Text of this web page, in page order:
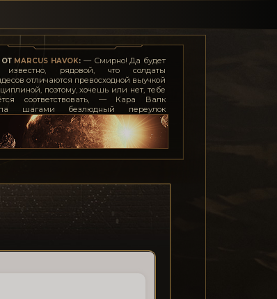
MARCUS HAVOK: — Смирно! Да будет
известно, рядовой, что солдаты
отличаются превосходной выучкой
поэтому, хочешь или нет, тебе
соответствовать, — Кара Валк
шагами безлюдный переулок
от казарм, заложив руки за спину. —
если я согласилась участвовать в твоей
это ещё не значит, что я позволю
честь мундира. Усек?
мэм!
опередите леди Джессику, мэм.